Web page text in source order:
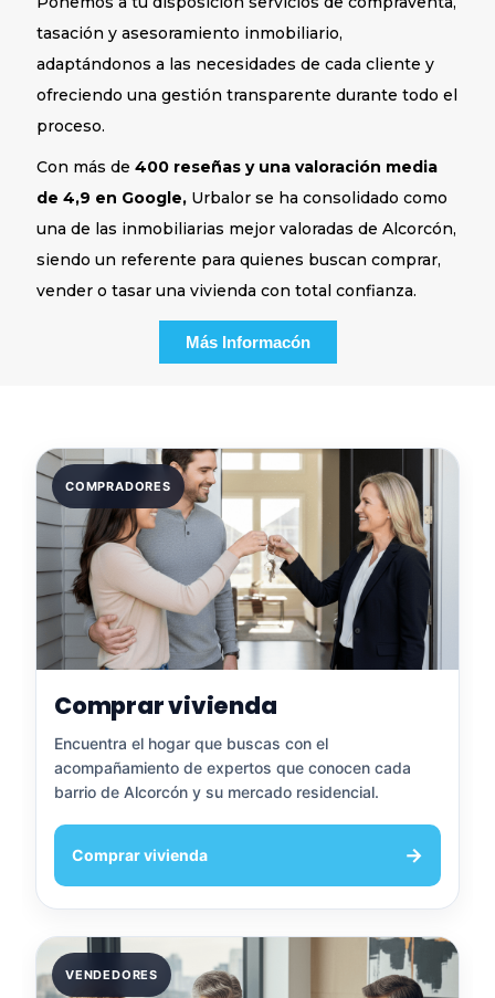
tasación y asesoramiento inmobiliario,
adaptándonos a las necesidades de cada cliente y
ofreciendo una gestión transparente durante todo el
proceso.
Con más de 400 reseñas y una valoración media
de 4,9 en Google, Urbalor se ha consolidado como
una de las inmobiliarias mejor valoradas de Alcorcón,
siendo un referente para quienes buscan comprar,
vender o tasar una vivienda con total confianza.
Más Informacón
COMPRADORES
Comprar vivienda
Encuentra el hogar que buscas con el
acompañamiento de expertos que conocen cada
barrio de Alcorcón y su mercado residencial.
Comprar vivienda →
VENDEDORES